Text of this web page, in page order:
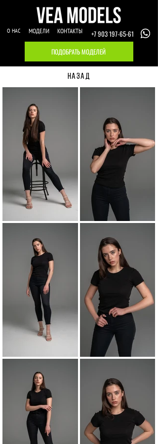
О НАС МОДЕЛИ КОНТАКТЫ
+7 903 197-65-61
ПОДОБРАТЬ МОДЕЛЕЙ
НАЗАД